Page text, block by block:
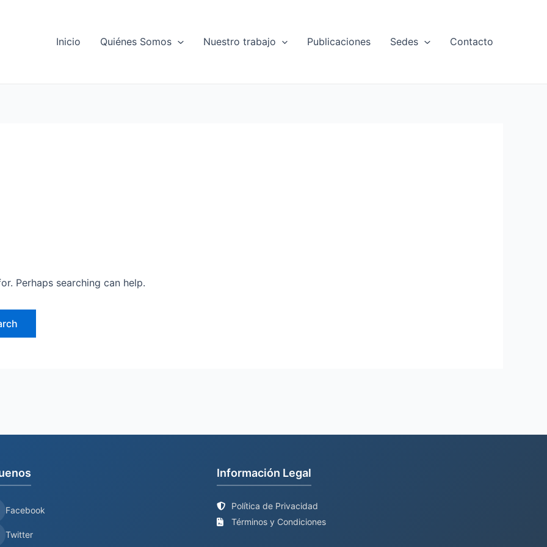
Inicio Quiénes Somos Nuestro trabajo Publicaciones Sedes Contacto
Perhaps searching can help.
Facebook
Twitter
Información Legal
Política de Privacidad
Términos y Condiciones